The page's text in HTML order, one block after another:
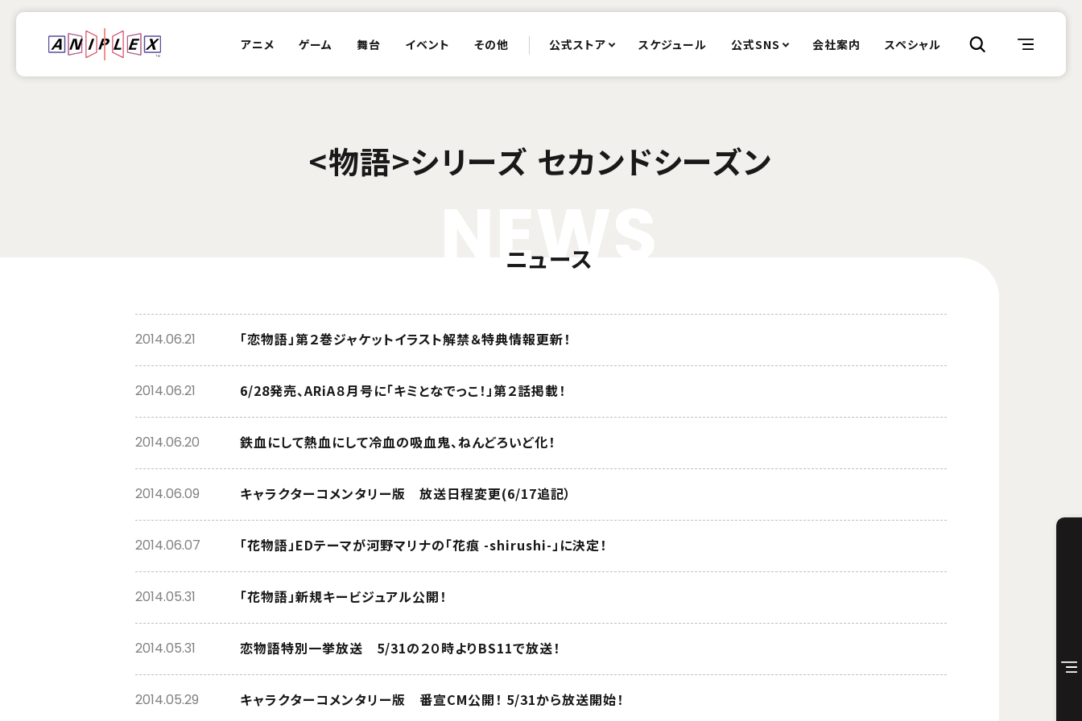
アニメ ゲーム 舞台 イベント その他 公式ストア スケジュール 公式SNS 会社案内 スペシャル
<物語>シリーズ セカンドシーズン
EW
ニュース
「恋物語」第２巻ジャケットイラスト解禁＆特典情報更新！
2014.06.21
6/28発売、ARiA８月号に「キミとなでっこ！」第２話掲載！
2014.06.21
鉄血にして熱血にして冷血の吸血鬼、ねんどろいど化！
2014.06.20
キャラクターコメンタリー版 放送日程変更(6/17追記）
2014.06.09
「花物語」EDテーマが河野マリナの「花痕 -shirushi-」に決定！
2014.06.07
「花物語」新規キービジュアル公開！
2014.05.31
恋物語特別一挙放送 5/31の２０時よりBS11で放送！
2014.05.31
キャラクターコメンタリー版 番宣CM公開！ 5/31から放送開始！
2014.05.29